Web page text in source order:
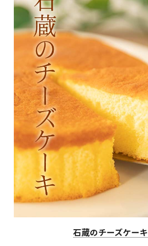
石蔵のチーズケーキ